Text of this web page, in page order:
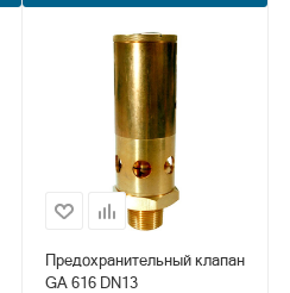
Предохранительный клапан
GA 616 DN13